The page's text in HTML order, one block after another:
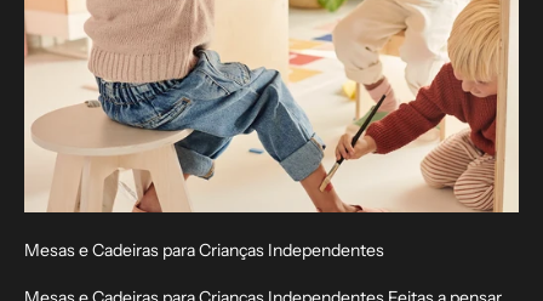
Mesas e Cadeiras para Crianças Independentes